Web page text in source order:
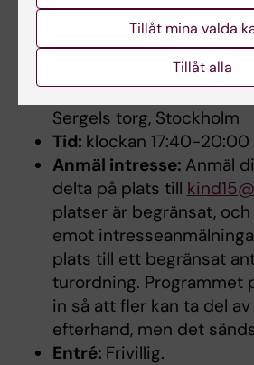
KIND 15 år - en
med autism och adhd
12 november
Plats:The Node, under
Sergels torg, Stockholm
Tid: klockan 17:40-20:00
Anmäl intresse: Anmäl
delta på plats till
platser är begränsat,
emot
plats till ett begränsat
turordning. Programmet
in så att fler kan ta del
efterhand, men det
Entré: Frivillig.
Tillåt mina valda
Tillåt alla